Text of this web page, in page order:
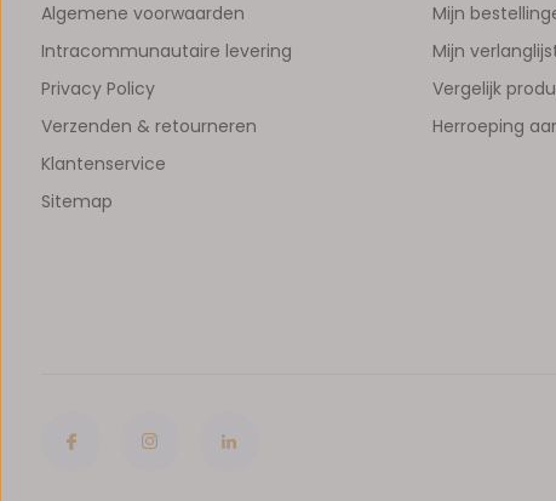
Algemene voorwaarden
Intracommunautaire levering
Privacy Policy
Verzenden & retourneren
Klantenservice
Sitemap
Mijn
Mijn
Vergelijk
Herroeping